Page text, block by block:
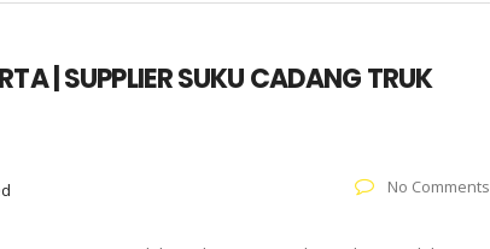
| SUPPLIER SUKU CADANG TRUK
No Comments